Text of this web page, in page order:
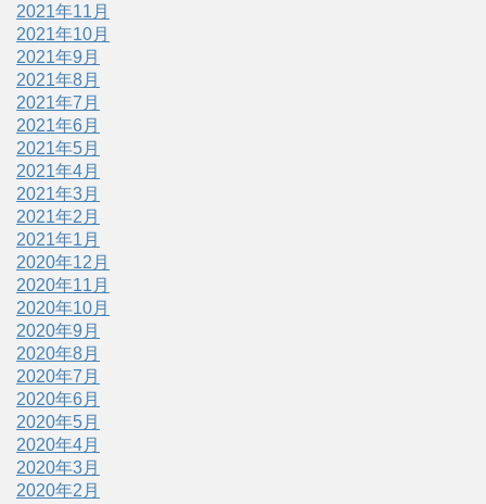
2021年11月
2021年10月
2021年9月
2021年8月
2021年7月
2021年6月
2021年5月
2021年4月
2021年3月
2021年2月
2021年1月
2020年12月
2020年11月
2020年10月
2020年9月
2020年8月
2020年7月
2020年6月
2020年5月
2020年4月
2020年3月
2020年2月